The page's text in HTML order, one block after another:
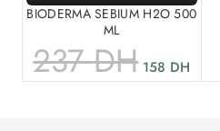
BIODERMA SEBIUM H2O 500
ML
237DH 158 DH